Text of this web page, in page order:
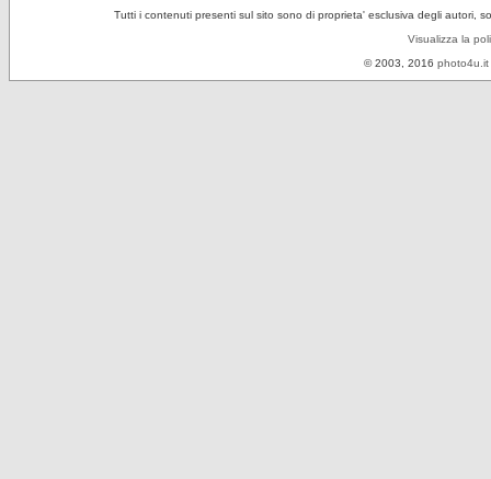
Tutti i contenuti presenti sul sito sono di proprieta' esclusiva degli autori,
Visualizza la
© 2003, 2016 photo4u.it